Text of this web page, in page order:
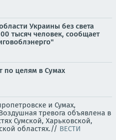
Украины без света
тысяч человек, сообщает
по целям в Сумах
и Сумах,
тревога объявлена в
Сумской, Харьковской,
областях.// ВЕСТИ